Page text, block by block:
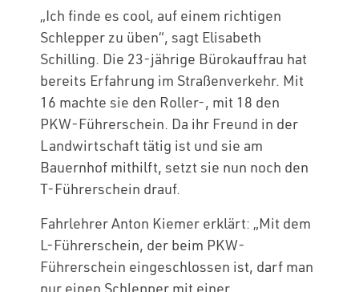
„Ich finde es cool, auf einem richtigen
Schlepper zu üben“, sagt Elisabeth
Schilling. Die 23-jährige Bürokauffrau hat
bereits Erfahrung im Straßenverkehr. Mit
16 machte sie den Roller-, mit 18 den
PKW-Führerschein. Da ihr Freund in der
Landwirtschaft tätig ist und sie am
Bauernhof mithilft, setzt sie nun noch den
T-Führerschein drauf.
Fahrlehrer Anton Kiemer erklärt: „Mit dem
L-Führerschein, der beim PKW-
Führerschein eingeschlossen ist, darf man